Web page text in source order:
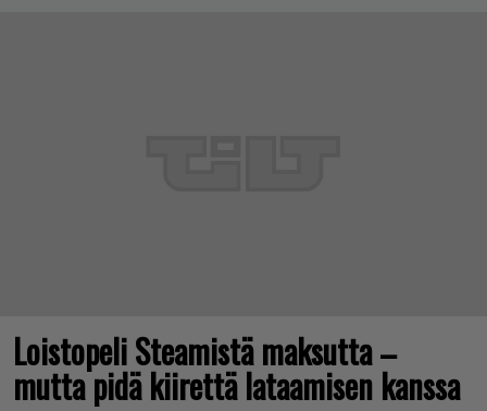
Loistopeli Steamistä maksutta –
mutta pidä kiirettä lataamisen kanssa